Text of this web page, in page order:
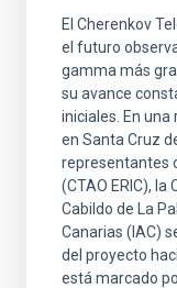
El Cherenkov
el futuro
gamma más
su avance
iniciales. En
en Santa Cruz
representantes
(CTAO ERIC), la
Cabildo de La
Canarias (IAC)
del proyecto
está marcado